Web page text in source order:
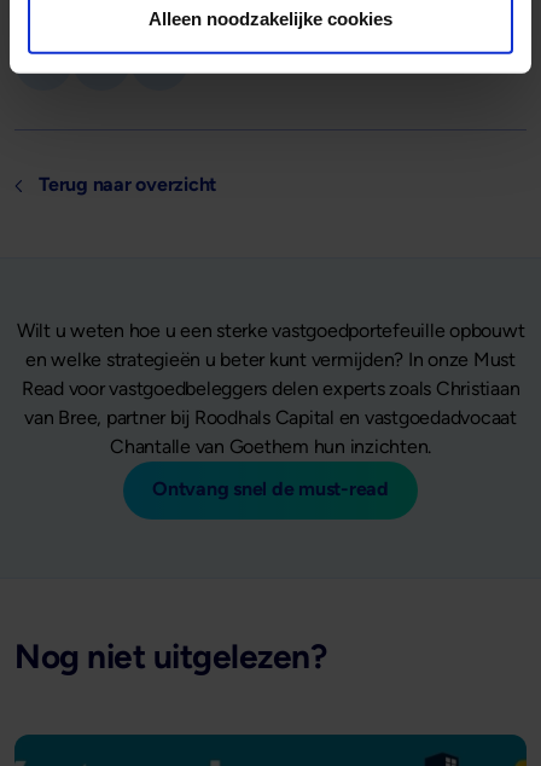
Alleen noodzakelijke cookies
Deel dit artikel:
Deel op LinkedIn
Deel via Whatsapp
Deel via email
Terug naar overzicht
Wilt u weten hoe u een sterke vastgoedportefeuille opbouwt
en welke strategieën u beter kunt vermijden? In onze Must
Read voor vastgoedbeleggers delen experts zoals Christiaan
van Bree, partner bij Roodhals Capital en vastgoedadvocaat
Chantalle van Goethem hun inzichten.
Ontvang snel de must-read
Nog niet uitgelezen?